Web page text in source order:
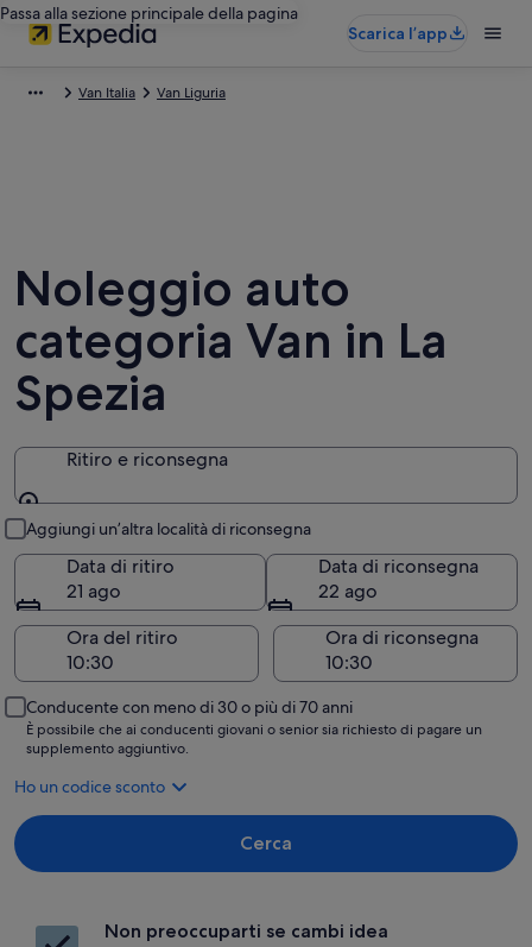
Passa alla sezione principale della pagina
Scarica l’app
Van Italia Van Liguria
Noleggio auto
categoria Van in La
Spezia
Ritiro e riconsegna
Aggiungi un’altra località di riconsegna
Data di ritiro
21 ago
Data di riconsegna
22 ago
Ora del ritiro
Ora di riconsegna
Conducente con meno di 30 o più di 70 anni
È possibile che ai conducenti giovani o senior sia richiesto di pagare un
supplemento aggiuntivo.
Ho un codice sconto
Cerca
Non preoccuparti se cambi idea